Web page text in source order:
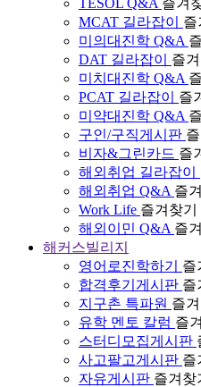
MCAT 길라잡이
즐
미의대진학 Q&A
DAT 길라잡이
즐겨
미치대진학 Q&A
PCAT 길라잡이
즐
미약대진학 Q&A
구인/구직게시판
비자&그린카드 즐
해외취업 길라잡이
해외취업 Q&A 즐
Work Life 즐겨찾기
해외이민 Q&A 즐
해커스빌리지
영어로진학하기
즐
합격후기게시판 즐
지구촌 특파원 즐겨
유학 멘토 칼럼 즐
스터디모집게시판
사고팔고게시판 즐
자유게시판 즐겨찾